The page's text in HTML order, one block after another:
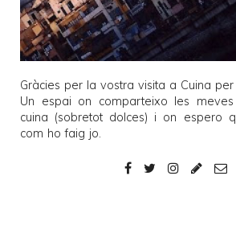
Gràcies per la vostra visita a Cuina
Un espai on comparteixo les
cuina (sobretot dolces) i on espero
com ho faig jo.